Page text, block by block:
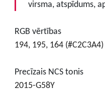
virsma, atspīdums,
RGB vērtības
194, 195, 164 (#C2C3A4)
Precīzais NCS tonis
2015-G58Y